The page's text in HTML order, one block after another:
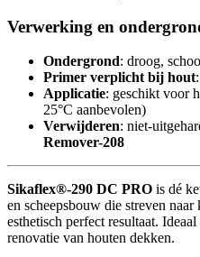
Verwerking en
Ondergrond: droog,
Primer verplicht bij hout
Applicatie: geschikt voor
25°C aanbevolen)
Verwijderen: niet-
Remover-208
Sikaflex®-290 DC PRO is dé
en scheepsbouw die streven
esthetisch perfect resultaat.
renovatie van houten dekken.